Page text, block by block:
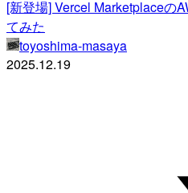
[新登場] Vercel Marketplaceの
てみた
toyoshima-masaya
2025.12.19